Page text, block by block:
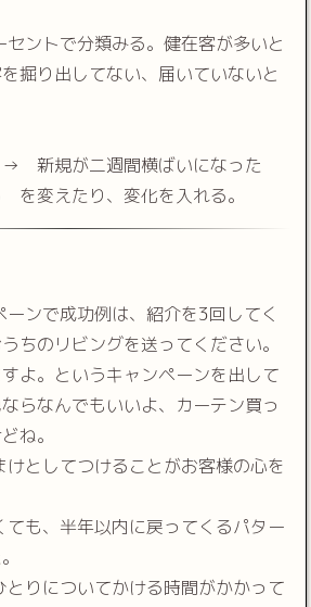
ントで分類みる。健在客が多いと
掘り出してない、届いていないと
新規が二週間横ばいになった
変えたり、変化を入れる。
ンで成功例は、紹介を3回してく
ちのリビングを送ってください。
よ。というキャンペーンを出して
らなんでもいいよ、カーテン買っ
ね。
としてつけることがお客様の心を
も、半年以内に戻ってくるパター
りについてかける時間がかかって